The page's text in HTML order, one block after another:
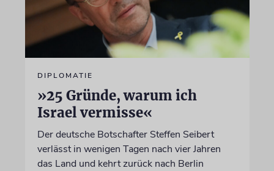
DIPLOMATIE
»25 Gründe, warum ich
Israel vermisse«
Der deutsche Botschafter Steffen Seibert
verlässt in wenigen Tagen nach vier Jahren
das Land und kehrt zurück nach Berlin